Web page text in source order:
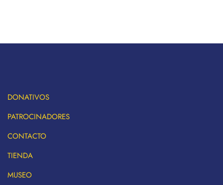
DONATIVOS
PATROCINADORES
CONTACTO
TIENDA
MUSEO